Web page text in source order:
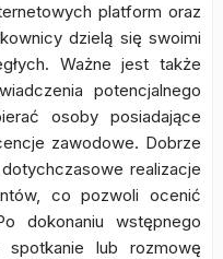
platform oraz
dzielą się swoimi
Ważne jest także
potencjalnego
osoby posiadające
zawodowe. Dobrze
realizacje
co pozwoli ocenić
dokonaniu wstępnego
lub rozmowę